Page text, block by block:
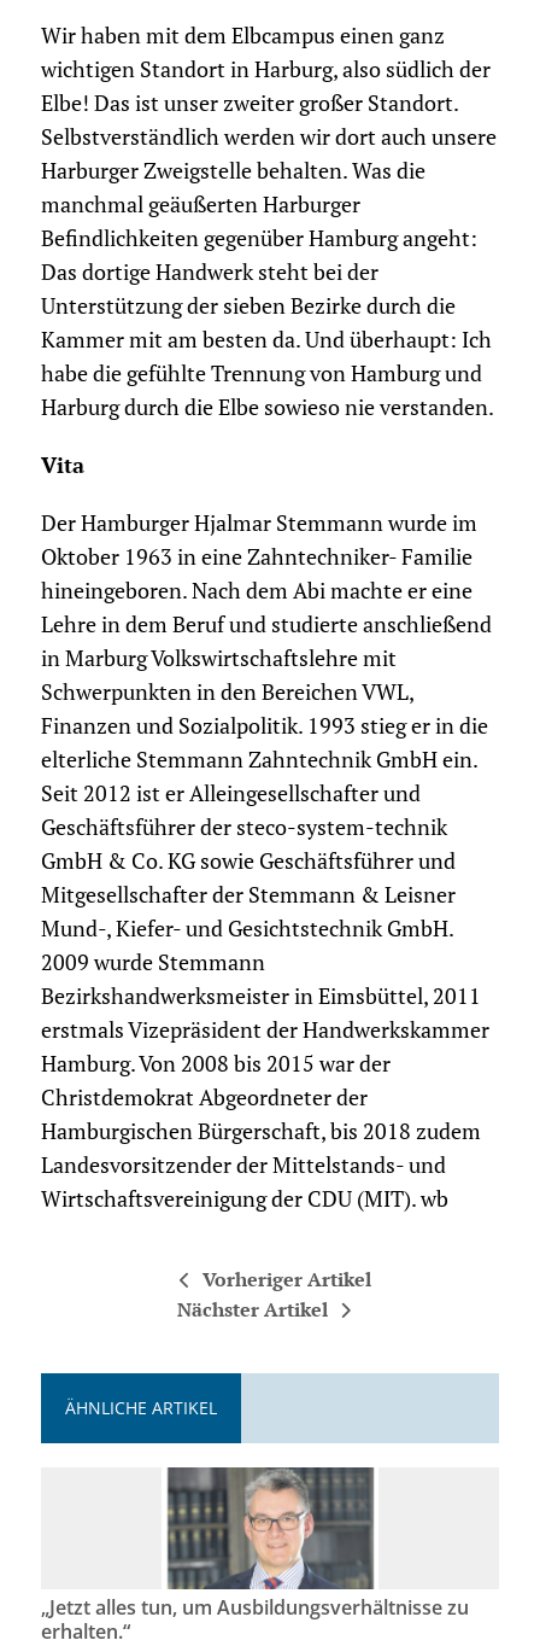
Wir haben mit dem Elbcampus einen ganz
wichtigen Standort in Harburg, also südlich der
Elbe! Das ist unser zweiter großer Standort.
Selbstverständlich werden wir dort auch unsere
Harburger Zweigstelle behalten. Was die
manchmal geäußerten Harburger
Befindlichkeiten gegenüber Hamburg angeht:
Das dortige Handwerk steht bei der
Unterstützung der sieben Bezirke durch die
Kammer mit am besten da. Und überhaupt: Ich
habe die gefühlte Trennung von Hamburg und
Harburg durch die Elbe sowieso nie verstanden.
Vita
Der Hamburger Hjalmar Stemmann wurde im
Oktober 1963 in eine Zahntechniker- Familie
hineingeboren. Nach dem Abi machte er eine
Lehre in dem Beruf und studierte anschließend
in Marburg Volkswirtschaftslehre mit
Schwerpunkten in den Bereichen VWL,
Finanzen und Sozialpolitik. 1993 stieg er in die
elterliche Stemmann Zahntechnik GmbH ein.
Seit 2012 ist er Alleingesellschafter und
Geschäftsführer der steco-system-technik
GmbH & Co. KG sowie Geschäftsführer und
Mitgesellschafter der Stemmann & Leisner
Mund-, Kiefer- und Gesichtstechnik GmbH.
2009 wurde Stemmann
Bezirkshandwerksmeister in Eimsbüttel, 2011
erstmals Vizepräsident der Handwerkskammer
Hamburg. Von 2008 bis 2015 war der
Christdemokrat Abgeordneter der
Hamburgischen Bürgerschaft, bis 2018 zudem
Landesvorsitzender der Mittelstands- und
Wirtschaftsvereinigung der CDU (MIT). wb
Vorheriger Artikel
Nächster Artikel
ÄHNLICHE ARTIKEL
„Jetzt alles tun, um Ausbildungsverhältnisse zu
erhalten.“